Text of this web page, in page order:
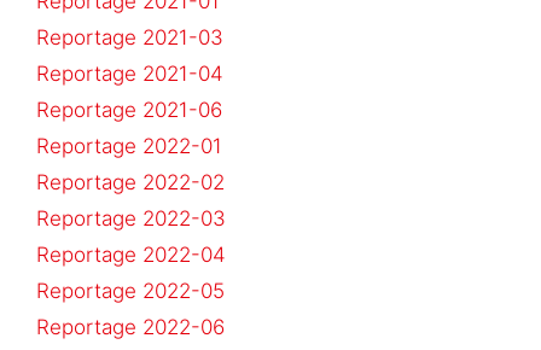
Reportage 2021-03
Reportage 2021-04
Reportage 2021-06
Reportage 2022-01
Reportage 2022-02
Reportage 2022-03
Reportage 2022-04
Reportage 2022-05
Reportage 2022-06